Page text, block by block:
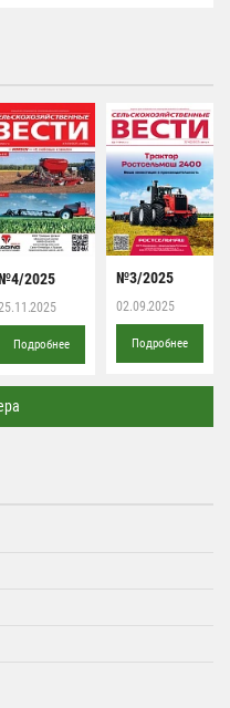
2025
Подробнее
№3/2025
02.09.2025
Подробнее